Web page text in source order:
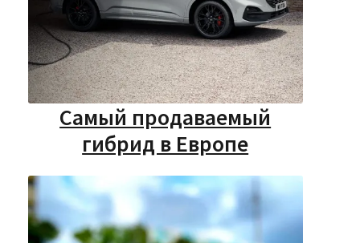
Самый продаваемый
гибрид в Европе